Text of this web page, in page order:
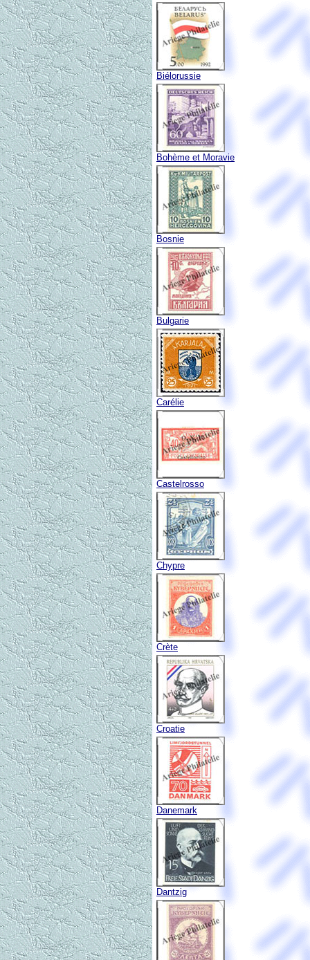
Biélorussie
Bohème et Moravie
Bosnie
Bulgarie
Carélie
Castelrosso
Chypre
Crète
Croatie
Danemark
Dantzig